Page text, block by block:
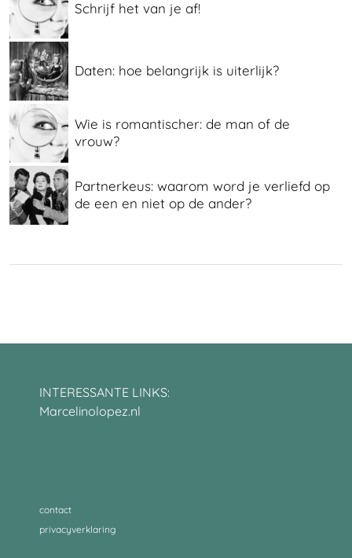
Schrijf het van je af!
Daten: hoe belangrijk is uiterlijk?
Wie is romantischer: de man of de
vrouw?
Partnerkeus: waarom word je verliefd op
de een en niet op de ander?
INTERESSANTE LINKS:
Marcelinolopez.nl
contact
privacyverklaring